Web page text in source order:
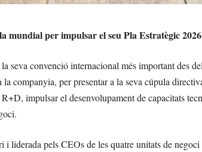
mundial per impulsar el seu Pla Estratègic
seva convenció internacional més important des
companyia, per presentar a la seva cúpula
impulsar el desenvolupament de capacitats
i liderada pels CEOs de les quatre unitats de